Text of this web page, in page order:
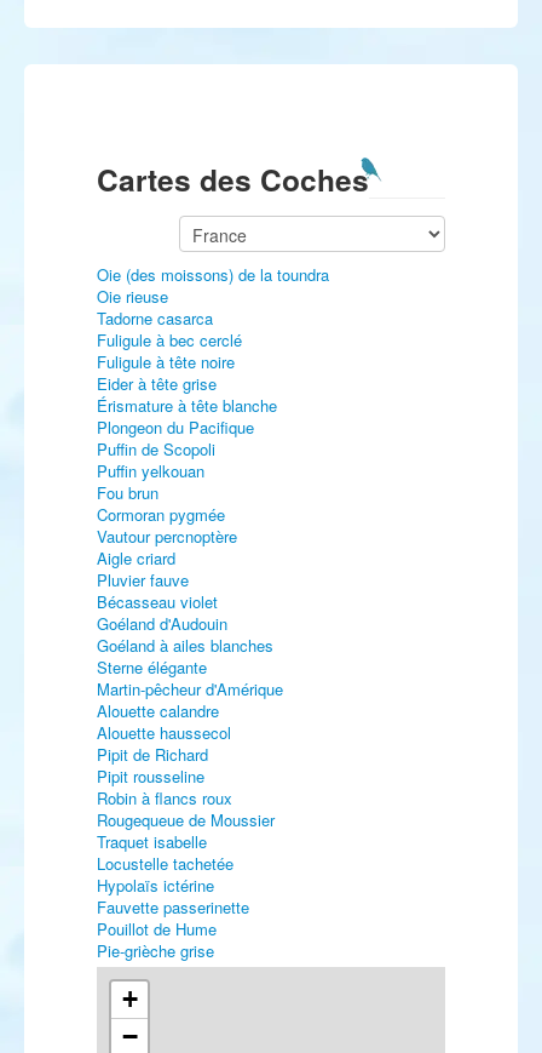
Cartes des Coches
Oie (des moissons) de la toundra
Oie rieuse
Tadorne casarca
Fuligule à bec cerclé
Fuligule à tête noire
Eider à tête grise
Érismature à tête blanche
Plongeon du Pacifique
Puffin de Scopoli
Puffin yelkouan
Fou brun
Cormoran pygmée
Vautour percnoptère
Aigle criard
Pluvier fauve
Bécasseau violet
Goéland d'Audouin
Goéland à ailes blanches
Sterne élégante
Martin-pêcheur d'Amérique
Alouette calandre
Alouette haussecol
Pipit de Richard
Pipit rousseline
Robin à flancs roux
Rougequeue de Moussier
Traquet isabelle
Locustelle tachetée
Hypolaïs ictérine
Fauvette passerinette
Pouillot de Hume
Pie-grièche grise
Etourneau roselin
Venturon corse
Bruant à calotte blanche
+
−